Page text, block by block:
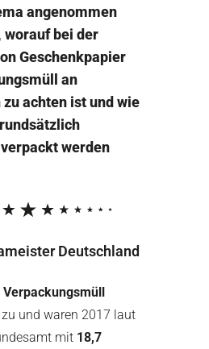
angenommen
bei der
Geschenkpapier
an
achten ist und wie
werden
Deutschland
Verpackungsmüll
und waren 2017 laut
mit 18,7